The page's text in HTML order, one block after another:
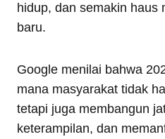
hidup, dan semakin haus
baru.
Google menilai bahwa
mana masyarakat tidak
tetapi juga membangun
keterampilan, dan